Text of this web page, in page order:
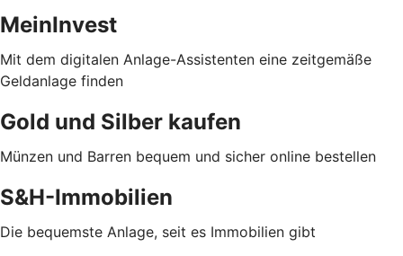
MeinInvest
Mit dem digitalen Anlage-Assistenten eine zeitgemäße
Geldanlage finden
Gold und Silber kaufen
Münzen und Barren bequem und sicher online bestellen
S&H-Immobilien
Die bequemste Anlage, seit es Immobilien gibt